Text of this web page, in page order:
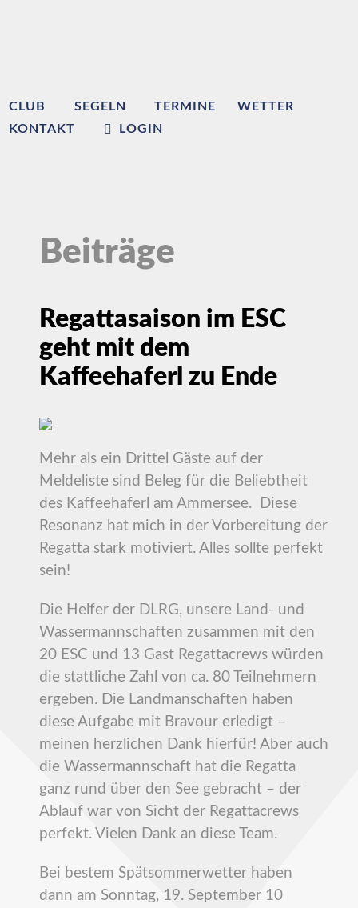
CLUB SEGELN TERMINE
WETTER
KONTAKT
LOGIN
Beiträge
Regattasaison im ESC
geht mit dem
Kaffeehaferl zu Ende
Mehr als ein Drittel Gäste auf der
Meldeliste sind Beleg für die Beliebtheit
des Kaffeehaferl am Ammersee. Diese
Resonanz hat mich in der Vorbereitung der
Regatta stark motiviert. Alles sollte perfekt
sein!
Die Helfer der DLRG, unsere Land- und
Wassermannschaften zusammen mit den
20 ESC und 13 Gast Regattacrews würden
die stattliche Zahl von ca. 80 Teilnehmern
ergeben. Die Landmanschaften haben
diese Aufgabe mit Bravour erledigt –
meinen herzlichen Dank hierfür! Aber auch
die Wassermannschaft hat die Regatta
ganz rund über den See gebracht – der
Ablauf war von Sicht der Regattacrews
perfekt. Vielen Dank an diese Team.
Bei bestem Spätsommerwetter haben
dann am Sonntag, 19. September 10